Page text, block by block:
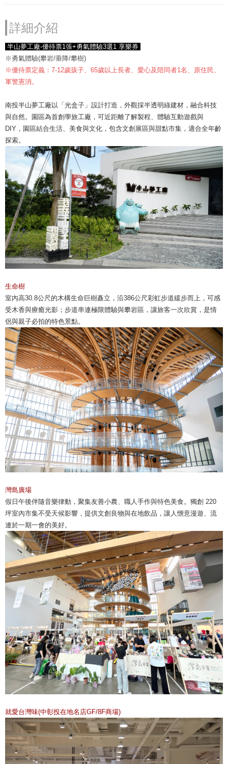
詳細介紹
半山夢工廠-優待票1張+勇氣體驗3選1 享樂券
※勇氣體驗(攀岩/垂降/攀樹)
※優待票定義：7-12歲孩子、65歲以上長者、愛心及陪同者1名、原住民、
軍警憲消。
南投半山夢工廠以「光盒子」設計打造，外觀採半透明綠建材，融合科技
與自然。園區為首創學旅工廠，可近距離了解製程、體驗互動遊戲與
DIY，園區結合生活、美食與文化，包含文創展區與甜點市集，適合全年齡
探索。
生命樹
室內高30.8公尺的木構生命巨樹矗立，沿386公尺彩虹步道緩步而上，可感
受木香與療癒光影；步道串連極限體驗與攀岩區，讓旅客一次欣賞，是情
侶與親子必拍的特色景點。
灣島廣場
假日午後伴隨音樂律動，聚集友善小農、職人手作與特色美食。獨創 220
坪室內市集不受天候影響，提供文創良物與在地飲品，讓人愜意漫遊、流
連於一期一會的美好。
就愛台灣味(中彰投在地名店GF/8F商場)